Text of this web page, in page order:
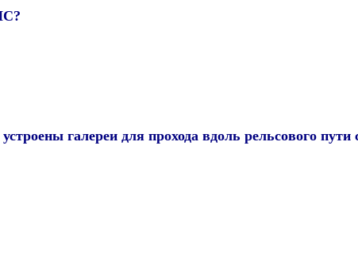
галереи для прохода вдоль рельсового пути